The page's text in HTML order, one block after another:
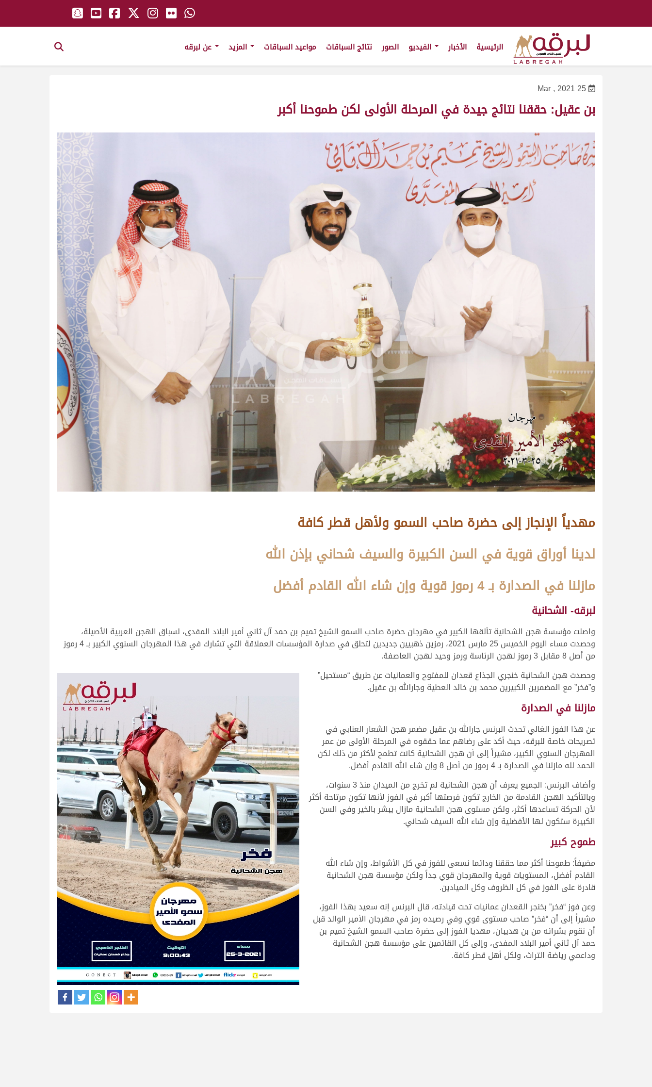
الرئيسية الأخبار الصور نتائج السباقات مواعيد السباقات
25 Mar , 2021
بن عقيل: حققنا نتائج جيدة في المرحلة الأولى لكن طموحنا أكبر
مهدياً الإنجاز إلى حضرة صاحب السمو ولأهل قطر كافة
لدينا أوراق قوية في السن الكبيرة والسيف شحاني بإذن الله
مازلنا في الصدارة بـ 4 رموز قوية وإن شاء الله القادم أفضل
لبرقه- الشحانية
واصلت مؤسسة هجن الشحانية تألقها الكبير في مهرجان حضرة صاحب السمو الشيخ تميم بن حمد آل ثاني أمير البلاد المفدى، لسباق الهجن العربية الأصيلة،
وحصدت مساء اليوم الخميس 25 مارس 2021، رمزين ذهبيين جديدين لتحلق في صدارة المؤسسات العملاقة التي تشارك في هذا المهرجان السنوي الكبير بـ 4 رموز
من أصل 8 مقابل 3 رموز لهجن الرئاسة ورمز وحيد لهجن العاصفة.
وحصدت هجن الشحانية خنجري الجذاع قعدان للمفتوح والعمانيات عن طريق “مستحيل”
و”فخر” مع المضمرين الكبيرين محمد بن خالد العطية وجارالله بن عقيل.
مازلنا في الصدارة
عن هذا الفوز الغالي تحدث البرنس جارالله بن عقيل مضمر هجن الشعار العنابي في
تصريحات خاصة للبرقه، حيث أكد على رضاهم عما حققوه في المرحلة الأولى من عمر
المهرجان السنوي الكبير، مشيراً إلى أن هجن الشحانية كانت تطمح لأكثر من ذلك لكن
الحمد لله مازلنا في الصدارة بـ 4 رموز من أصل 8 وإن شاء الله القادم أفضل.
وأضاف البرنس: الجميع يعرف أن هجن الشحانية لم تخرج من الميدان منذ 3 سنوات،
وبالتأكيد الهجن القادمة من الخارج تكون فرصتها أكبر في الفوز لأنها تكون مرتاحة أكثر
لأن الحركة تساعدها أكثر، ولكن مستوى هجن الشحانية مازال يبشر بالخير وفي السن
الكبيرة ستكون لها الأفضلية وإن شاء الله السيف شحاني.
طموح كبير
مضيفاً: طموحنا أكثر مما حققنا ودائما نسعى للفوز في كل الأشواط، وإن شاء الله
القادم أفضل، المستويات قوية والمهرجان قوي جداً ولكن مؤسسة هجن الشحانية
قادرة على الفوز في كل الظروف وكل الميادين.
وعن فوز “فخر” بخنجر القعدان عمانيات تحت قيادته، قال البرنس إنه سعيد بهذا الفوز،
مشيراً إلى أن “فخر” صاحب مستوى قوي وفي رصيده رمز في مهرجان الأمير الوالد قبل
أن نقوم بشرائه من بن هديبان، مهديا الفوز إلى حضرة صاحب السمو الشيخ تميم بن
حمد آل ثاني أمير البلاد المفدى، وإلى كل القائمين على مؤسسة هجن الشحانية
وداعمي رياضة التراث، ولكل أهل قطر كافة.